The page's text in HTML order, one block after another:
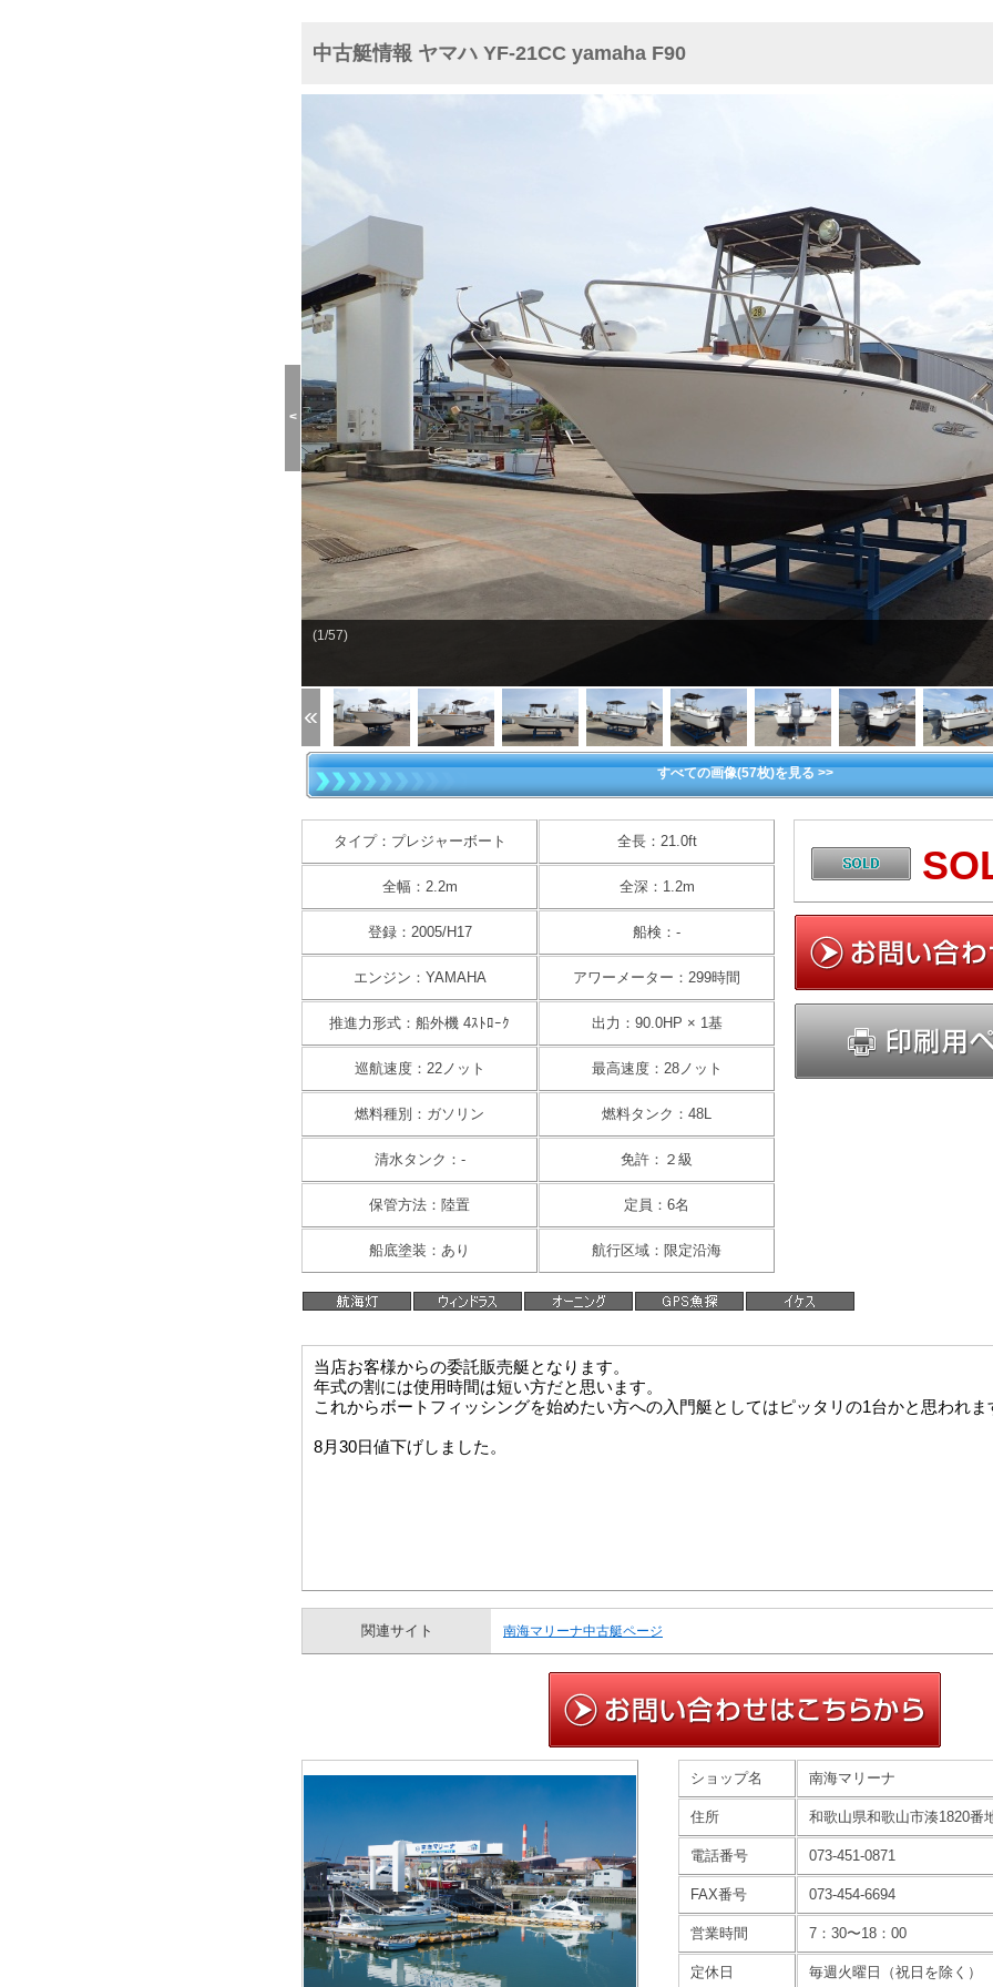
中古艇情報 ヤマハ YF-21CC yamaha F90
<
(1/57)
すべての画像(57枚)を見る >>
タイプ：プレジャーボート 全長：21.0ft
全幅：2.2m 全深：1.2m
登録：2005/H17 船検：-
エンジン：YAMAHA アワーメーター：299時間
推進力形式：船外機 4ｽﾄﾛｰｸ 出力：90.0HP × 1基
巡航速度：22ノット 最高速度：28ノット
燃料種別：ガソリン 燃料タンク：48L
清水タンク：- 免許：２級
保管方法：陸置 定員：6名
船底塗装：あり 航行区域：限定沿海
当店お客様からの委託販売艇となります。
年式の割には使用時間は短い方だと思います。
これからボートフィッシングを始めたい方への入門艇としてはピッタリの1台かと思われま
8月30日値下げしました。
関連サイト 南海マリーナ中古艇ページ
ショップ名 南海マリーナ
住所 和歌山県和歌山市湊1820番
電話番号 073-451-0871
FAX番号 073-454-6694
営業時間 7：30〜18：00
定休日 毎週火曜日（祝日を除く）